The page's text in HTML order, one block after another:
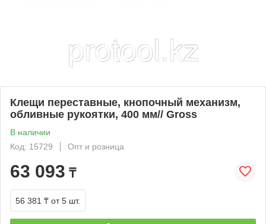
Клещи переставные, кнопочный механизм,
обливные рукоятки, 400 мм// Gross
В наличии
Код: 15729
Опт и розница
63 093 ₸
56 381 ₸ от 5 шт.